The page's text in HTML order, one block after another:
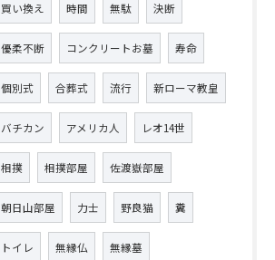
買い換え 時間 無駄 決断
優柔不断 コンクリートお墓 寿命
個別式 合葬式 流行 新ローマ教皇
バチカン アメリカ人 レオ14世
相撲 相撲部屋 佐渡嶽部屋
朝日山部屋 力士 野良猫 糞
トイレ 無縁仏 無縁墓